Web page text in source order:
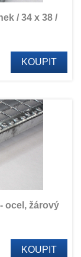
/ 34 x 38 /
KOUPIT
ocel, žárový
KOUPIT